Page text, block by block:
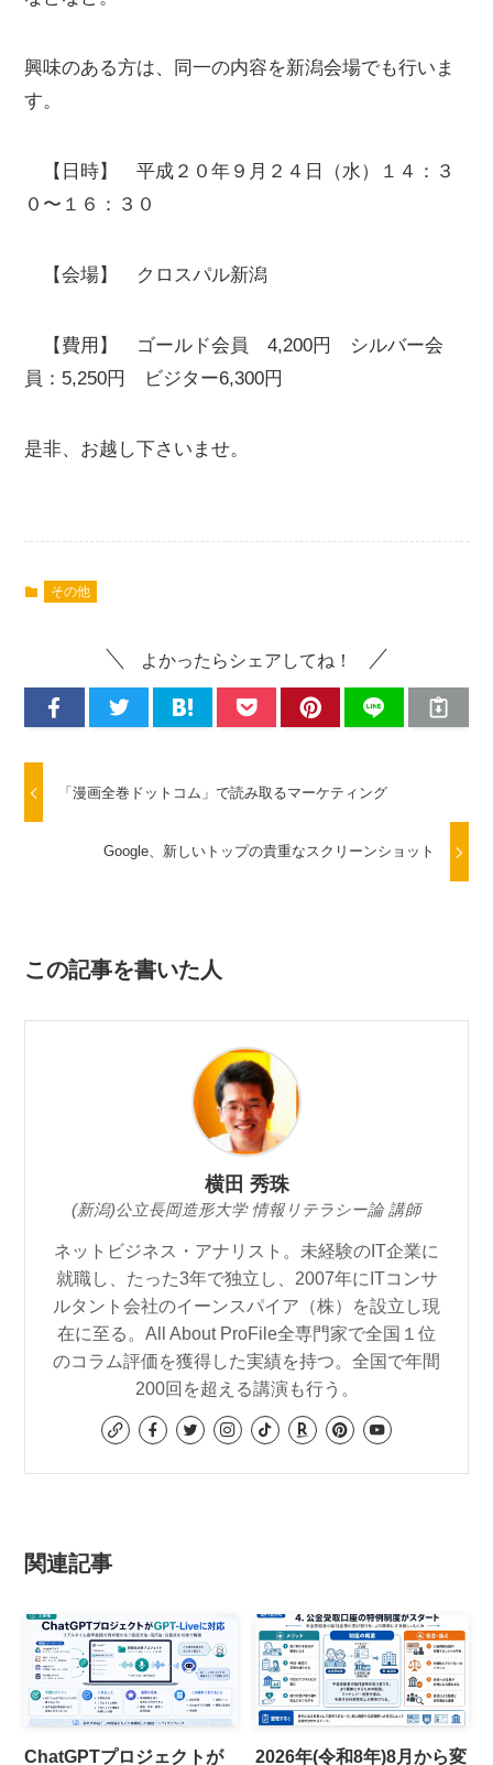
興味のある方は、同一の内容を新潟会場でも行いま
す。
【日時】 平成２０年９月２４日（水）１４：３
０〜１６：３０
【会場】 クロスパル新潟
【費用】 ゴールド会員 4,200円 シルバー会
員：5,250円 ビジター6,300円
是非、お越し下さいませ。
その他
よかったらシェアしてね！
「漫画全巻ドットコム」で読み取るマーケティング
Google、新しいトップの貴重なスクリーンショット
この記事を書いた人
横田 秀珠
(新潟)公立長岡造形大学 情報リテラシー論 講師
ネットビジネス・アナリスト。未経験のIT企業に
就職し、たった3年で独立し、2007年にITコンサ
ルタント会社のイーンスパイア（株）を設立し現
在に至る。All About ProFile全専門家で全国１位
のコラム評価を獲得した実績を持つ。全国で年間
200回を超える講演も行う。
関連記事
ChatGPTプロジェクトが
2026年(令和8年)8月から変